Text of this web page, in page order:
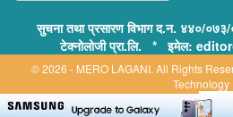
सुचना तथा प्रसारण विभाग द.न. ४४०/
टेक्नोलोजी प्रा.लि. * इमेल:
© 2026 - MERO LAGANI. All Rights
Technology
Supported By: